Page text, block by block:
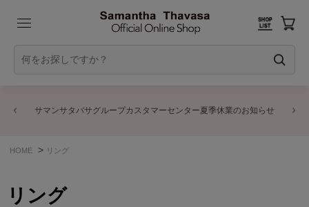
サマンサタバサグループカスタマーセンター夏季休業のお知らせ
HOME > リング
リング